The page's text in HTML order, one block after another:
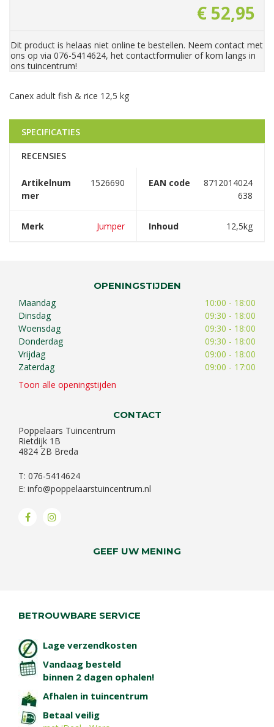
€ 52,95
Dit product is helaas niet online te bestellen. Neem contact met
ons op via 076-5414624, het contactformulier of kom langs in
ons tuincentrum!
Canex adult fish & rice 12,5 kg
SPECIFICATIES
RECENSIES
Artikelnum
mer
1526690 EAN code
8712014024
638
Merk Jumper Inhoud 12,5kg
OPENINGSTIJDEN
Maandag
10:00 - 18:00
Dinsdag
09:30 - 18:00
Woensdag
09:30 - 18:00
Donderdag
09:30 - 18:00
Vrijdag
09:00 - 18:00
Zaterdag
09:00 - 17:00
Toon alle openingstijden
CONTACT
Poppelaars Tuincentrum
Rietdijk 1B
4824 ZB Breda
T: 076-5414624
E: info@poppelaarstuincentrum.nl
GEEF UW MENING
BETROUWBARE SERVICE
Lage verzendkosten
Vandaag besteld
binnen 2 dagen ophalen!
Afhalen in tuincentrum
Betaal veilig